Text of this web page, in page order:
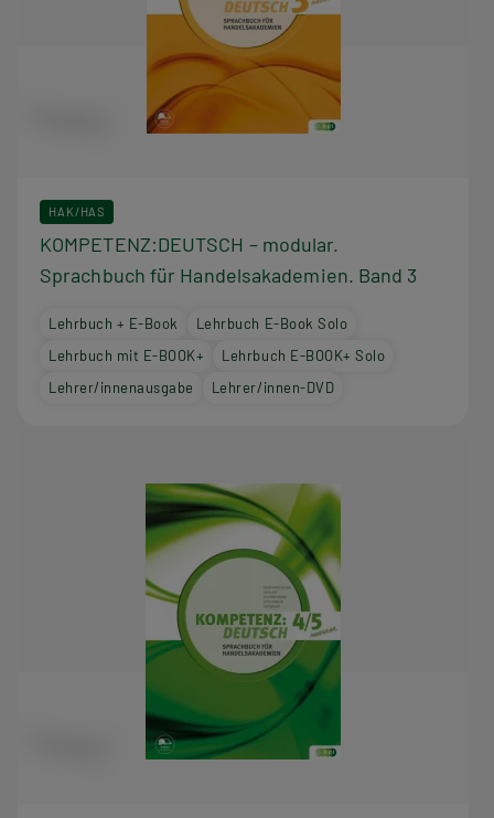
HAK/HAS
KOMPETENZ:DEUTSCH – modular.
Sprachbuch für Handelsakademien. Band 3
Lehrbuch + E-Book
Lehrbuch E-Book Solo
Lehrbuch mit E-BOOK+
Lehrbuch E-BOOK+ Solo
Lehrer/innenausgabe
Lehrer/innen-DVD